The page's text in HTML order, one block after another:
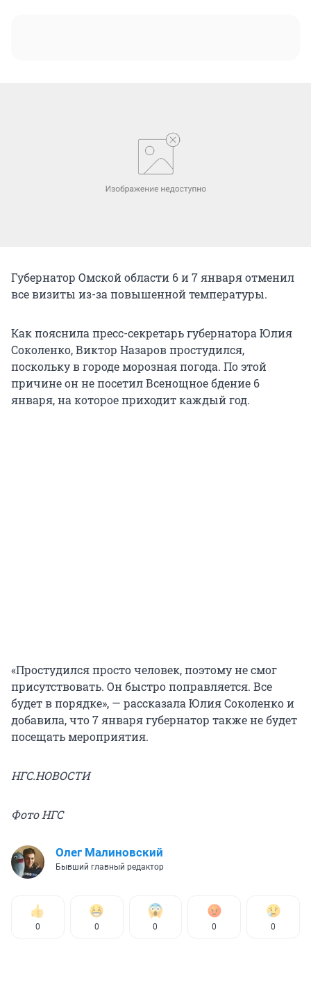
Губернатор Омской области 6 и 7 января отменил
все визиты из-за повышенной температуры.
Как пояснила пресс-секретарь губернатора Юлия
Соколенко, Виктор Назаров простудился,
поскольку в городе морозная погода. По этой
причине он не посетил Всенощное бдение 6
января, на которое приходит каждый год.
«Простудился просто человек, поэтому не смог
присутствовать. Он быстро поправляется. Все
будет в порядке», — рассказала Юлия Соколенко и
добавила, что 7 января губернатор также не будет
посещать мероприятия.
НГС.НОВОСТИ
Фото НГС
Олег Малиновский
Бывший главный редактор
0 0 0 0 0